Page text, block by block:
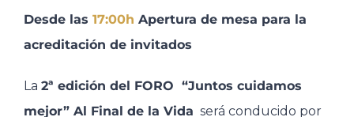
Desde las 17:00h Apertura de mesa para la
acreditación de invitados
La 2ª edición del FORO “Juntos cuidamos
mejor” Al Final de la Vida será conducido por